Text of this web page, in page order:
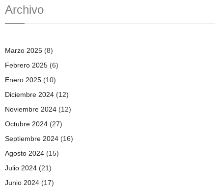
Archivo
Marzo 2025 (8)
Febrero 2025 (6)
Enero 2025 (10)
Diciembre 2024 (12)
Noviembre 2024 (12)
Octubre 2024 (27)
Septiembre 2024 (16)
Agosto 2024 (15)
Julio 2024 (21)
Junio 2024 (17)